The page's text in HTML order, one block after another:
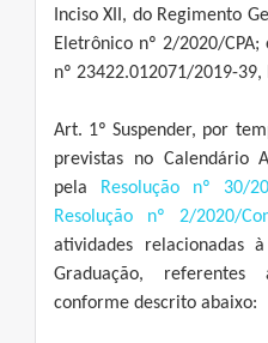
Inciso XII, do Regimento
Eletrônico nº 2/2020/
nº 23422.012071/2019-39,
Art. 1º Suspender, por
previstas no Calendário
pela
Resolução nº 30/
Resolução nº 2/2020/
atividades relacionadas
Graduação,
conforme descrito abaixo: